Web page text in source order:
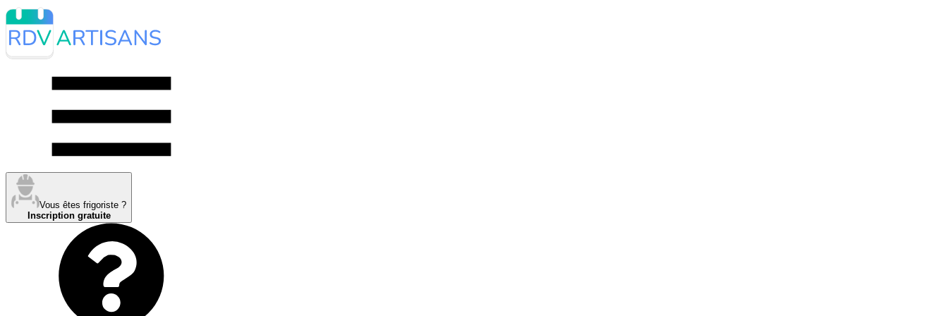
Vous êtes frigoriste ?
Inscription gratuite